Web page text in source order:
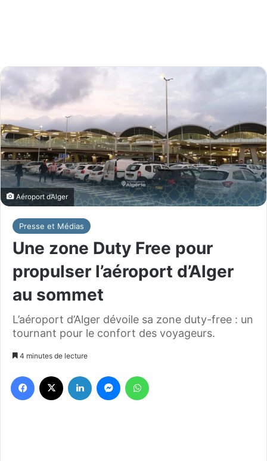
Aéroport d’Alger
Presse et Médias
Une zone Duty Free pour
propulser l’aéroport d’Alger
au sommet
L’aéroport d’Alger dévoile sa zone duty-free : un
tournant pour le confort des voyageurs.
4 minutes de lecture